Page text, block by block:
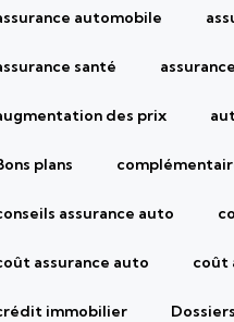
automobile
santé
des prix
plans
assurance auto
assurance auto coût
immobilier